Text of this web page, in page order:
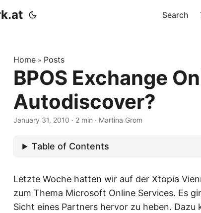
Search
Home » Posts
BPOS Exchange
Autodiscover?
January 31, 2010 · 2 min · Martina Grom
Table of Contents
Letzte Woche hatten wir auf der Xtopia
zum Thema Microsoft Online Services. Es
Sicht eines Partners hervor zu heben. Dazu